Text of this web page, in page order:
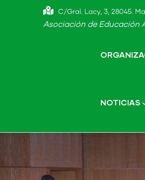
C/Gral. Lacy, 3, 28045.
Asociación de Educación
NOTICIAS